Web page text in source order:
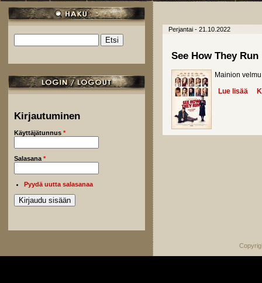
Hakulomake
Kirjautuminen
Käyttäjätunnus *
Salasana *
Pyydä uutta salasanaa
Perjantai - 21.10.2022
See How They Run
Mainion
Lue lisää